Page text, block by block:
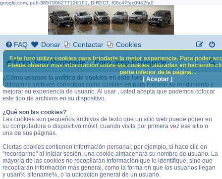
google.com, pub-3857996277126161, DIRECT, f08c47fec0942fa0
FAQ Donar Contactar Cookies
Foro Jeep Renegade Foro Jeep Renegade
B
s
¿Cómo usamos la política de cookies en este foro
Utilizamos archivos conocidos como cookies en para mejorar su rendimiento y
mejorar su experiencia de usuario. Al usar , usted acepta que podemos colocar
este tipo de archivos en su dispositivo.
¿Qué son las cookies?
Las cookies son pequeños archivos de texto que un sitio web puede poner en
su computadora o dispositivo móvil, cuando visita por primera vez ese sitio o
una de sus páginas.
Ciertas cookies contienen información personal; por ejemplo, si hace clic en
"recordarme" al iniciar sesión, una cookie almacenará su nombre de usuario. La
mayoría de las cookies no recopilarán información que lo identifique, sino que
recopilarán información más general, como la forma en que los usuarios llegan
y usan% sitename%, o la ubicación general de un usuario.
Este foro utiliza cookies para brindarle la mejor experiencia. Para poder
Puede obtener más información sobre las cookies utilizadas en haciendo
parte inferior de la página. .
[ Aceptar ]